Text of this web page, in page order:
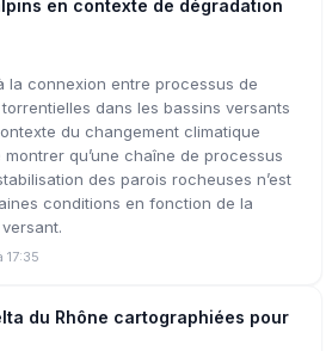
en contexte de dégradation
la connexion entre processus de
dans les bassins versants
du changement climatique
qu’une chaîne de processus
des parois rocheuses n’est
conditions en fonction de la
du Rhône cartographiées pour